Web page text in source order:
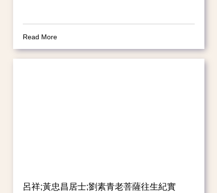
Read More
呂祥;黃忠昌居士;劉素青老菩薩往生紀實